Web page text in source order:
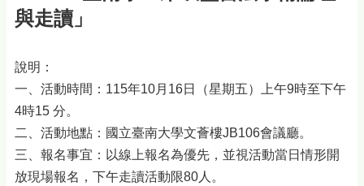
與走讀」
說明：
一、活動時間：115年10月16日（星期五）上午9時至下午
4時15 分。
二、活動地點：國立臺南大學文薈樓JB106會議廳。
三、報名事宜：以線上報名為優先，並視活動當日情形開
放現場報名，下午走讀活動限80人。